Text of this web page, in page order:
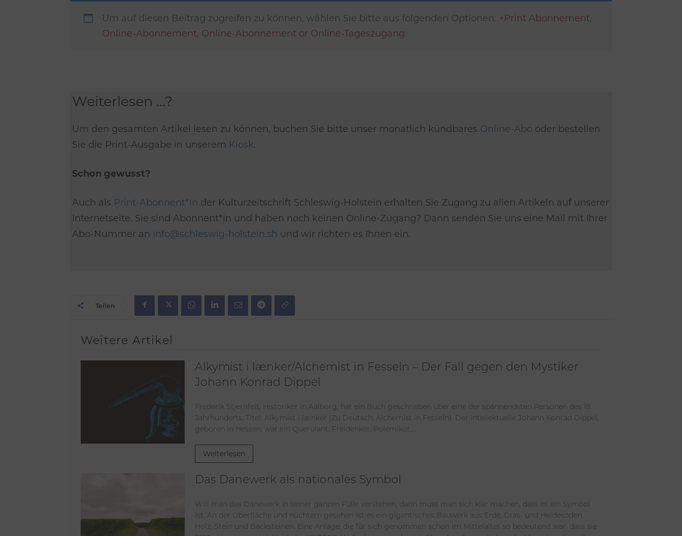
Um auf diesen Beitrag zugreifen zu können, wählen Sie bitte aus folgenden Optionen: +Print Abonnement,
Online-Abonnement, Online-Abonnement or Online-Tageszugang.
Weiterlesen ...?
Um den gesamten Artikel lesen zu können, buchen Sie bitte unser monatlich kündbares Online-Abo oder bestellen
Sie die Print-Ausgabe in unserem Kiosk.
Schon gewusst?
Auch als Print-Abonnent*in der Kulturzeitschrift Schleswig-Holstein erhalten Sie Zugang zu allen Artikeln auf unserer
Internetseite. Sie sind Abonnent*in und haben noch keinen Online-Zugang? Dann senden Sie uns eine Mail mit Ihrer
Abo-Nummer an info@schleswig-holstein.sh und wir richten es Ihnen ein.
Teilen
Weitere Artikel
Alkymist i lænker/Alchemist in Fesseln – Der Fall gegen den Mystiker
Johann Konrad Dippel
Frederik Stjernfelt, Historiker in Aalborg, hat ein Buch geschrieben über eine der spannendsten Personen des 18.
Jahrhunderts. Titel: Alkymist i lænker (Zu Deutsch: Alchemist in Fesseln). Der Intellektuelle Johann Konrad Dippel,
geboren in Hessen, war ein Querulant, Freidenker, Polemiker,...
Weiterlesen
Das Danewerk als nationales Symbol
Will man das Danewerk in seiner ganzen Fülle verstehen, dann muss man sich klar machen, dass es ein Symbol
ist. An der Oberfläche und nüchtern gesehen ist es ein gigantisches Bauwerk aus Erde, Gras- und Heidesoden,
Holz, Stein und Backsteinen. Eine Anlage, die für sich genommen schon im Mittelalter so bedeutend war, dass sie